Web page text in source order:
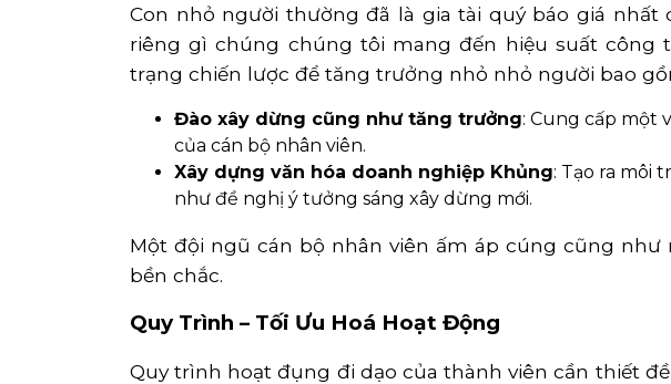
Con nhỏ người thường đã là gia tài quý báo giá
riêng gì chúng chúng tôi mang đến hiệu suất công
trạng chiến lược để tăng trưởng nhỏ nhỏ người bao
Đào xây dừng cũng như tăng trưởng: Cung cấp một
của cán bộ nhân viên.
Xây dựng văn hóa doanh nghiệp Khủng: Tạo ra môi
như đề nghị ý tưởng sáng xây dừng mới.
Một đội ngũ cán bộ nhân viên ấm áp cúng cũng
bền chắc.
Quy Trình – Tối Ưu Hoá Hoạt Động
Quy trình hoạt đụng đi dạo của thành viên cần thiết